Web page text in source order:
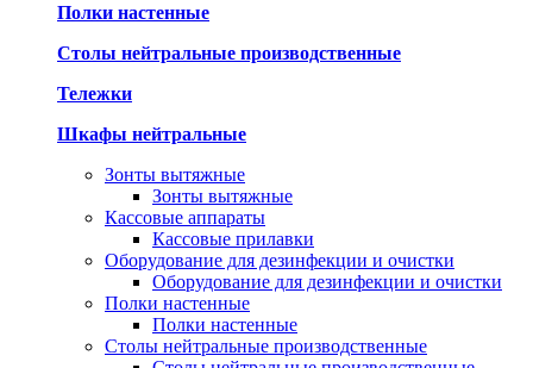
Полки настенные
Столы нейтральные производственные
Тележки
Шкафы нейтральные
Зонты вытяжные
Зонты вытяжные
Кассовые аппараты
Кассовые прилавки
Оборудование для дезинфекции и очистки
Оборудование для дезинфекции и очистки
Полки настенные
Полки настенные
Столы нейтральные производственные